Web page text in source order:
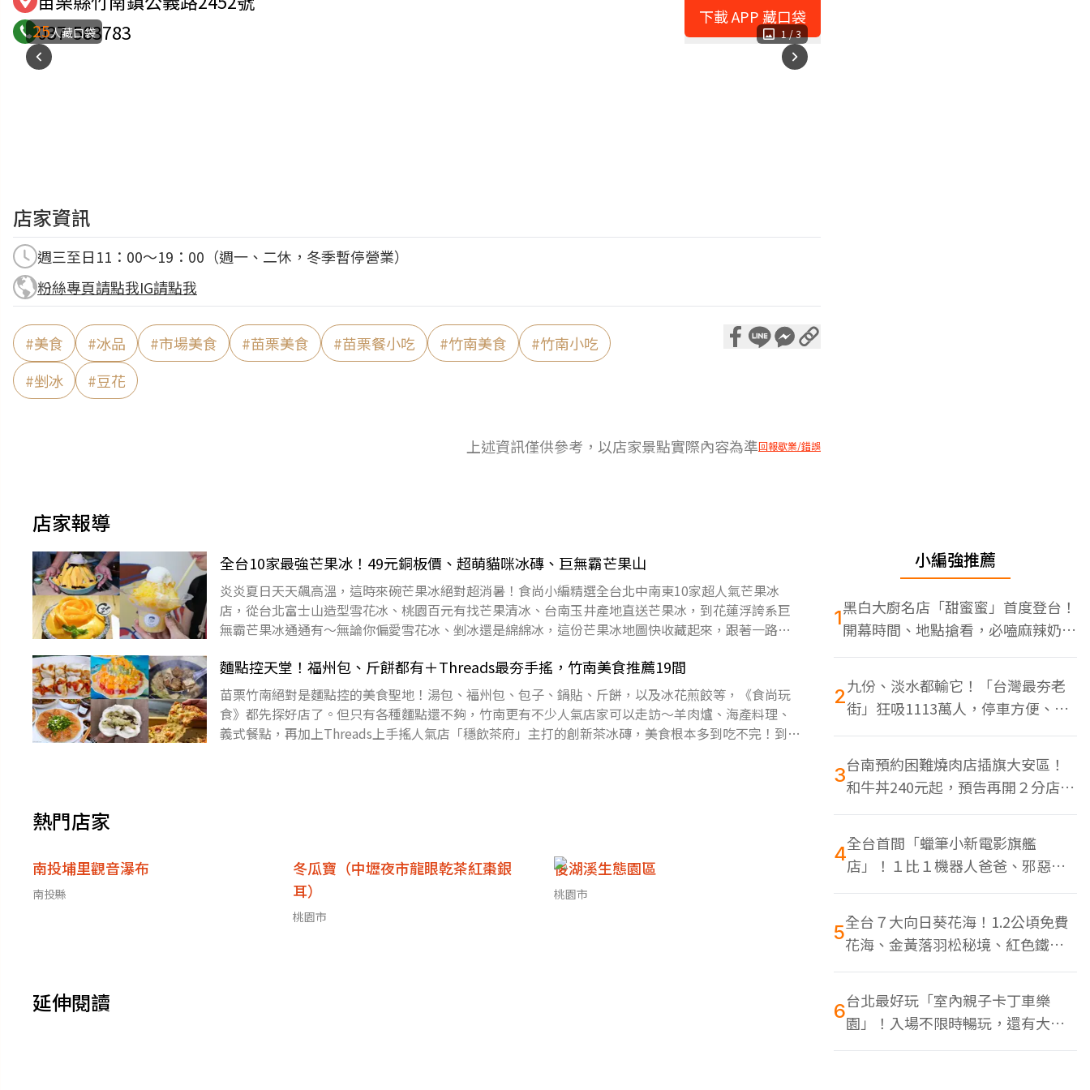
1 /3
25人藏口袋
037-583783
店家資訊
週三至日11：00～19：00（週一、二休，冬季暫停營業）
粉絲專頁請點我IG請點我
#美食 #冰品 #市場美食 #苗栗美食 #苗栗餐小吃 #竹南美食 #竹南小吃
#剉冰 #豆花
下載 APP 藏口袋
上述資訊僅供參考，以店家景點實際內容為準回報歇業/錯誤
店家報導
全台10家最強芒果冰！49元銅板價、超萌貓咪冰磚、巨無霸芒果山
炎炎夏日天天飆高溫，這時來碗芒果冰絕對超消暑！食尚小編精選全台北中南東10家超人氣芒果冰
店，從台北富士山造型雪花冰、桃園百元有找芒果清冰、台南玉井產地直送芒果冰，到花蓮浮誇系巨
無霸芒果冰通通有～無論你偏愛雪花冰、剉冰還是綿綿冰，這份芒果冰地圖快收藏起來，跟著一路從
麵點控天堂！福州包、斤餅都有＋Threads最夯手搖，竹南美食推薦19間
苗栗竹南絕對是麵點控的美食聖地！湯包、福州包、包子、鍋貼、斤餅，以及冰花煎餃等，《食尚玩
食》都先探好店了。但只有各種麵點還不夠，竹南更有不少人氣店家可以走訪～羊肉爐、海產料理、
義式餐點，再加上Threads上手搖人氣店「穩飲茶府」主打的創新茶冰磚，美食根本多到吃不完！到竹
熱門店家
南投埔里觀音瀑布
南投縣
冬瓜寶（中壢夜市龍眼乾茶紅棗銀
耳）
桃園市
後湖溪生態園區
桃園市
延伸閱讀
小編強推薦
1黑白大廚名店「甜蜜蜜」首度登台！
開幕時間、地點搶看，必嗑麻辣奶油
蝦
2九份、淡水都輸它！「台灣最夯老
街」狂吸1113萬人，停車方便、特
色美食多
3台南預約困難燒肉店插旗大安區！
和牛丼240元起，預告再開２分店、
地點曝光
4全台首間「蠟筆小新電影旗艦
店」！１比１機器人爸爸、邪惡正
男，百款周邊買翻
5全台７大向日葵花海！1.2公頃免費
花海、金黃落羽松秘境、紅色鐵橋
同框
6台北最好玩「室內親子卡丁車樂
園」！入場不限時暢玩，還有大螢
幕Switch遊戲區